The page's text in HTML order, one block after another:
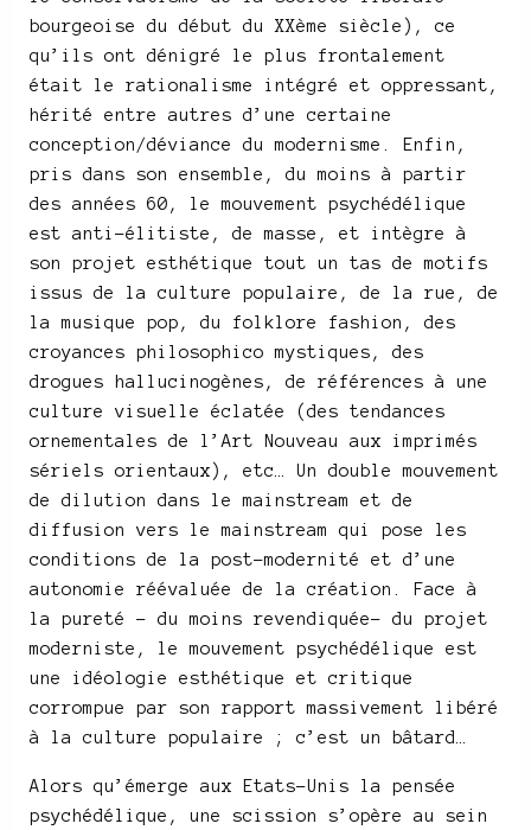
bourgeoise du début du XXème siècle), ce
qu’ils ont dénigré le plus frontalement
était le rationalisme intégré et oppressant,
hérité entre autres d’une certaine
conception/déviance du modernisme. Enfin,
pris dans son ensemble, du moins à partir
des années 60, le mouvement psychédélique
est anti-élitiste, de masse, et intègre à
son projet esthétique tout un tas de motifs
issus de la culture populaire, de la rue, de
la musique pop, du folklore fashion, des
croyances philosophico mystiques, des
drogues hallucinogènes, de références à une
culture visuelle éclatée (des tendances
ornementales de l’Art Nouveau aux imprimés
sériels orientaux), etc… Un double mouvement
de dilution dans le mainstream et de
diffusion vers le mainstream qui pose les
conditions de la post-modernité et d’une
autonomie réévaluée de la création. Face à
la pureté – du moins revendiquée- du projet
moderniste, le mouvement psychédélique est
une idéologie esthétique et critique
corrompue par son rapport massivement libéré
à la culture populaire ; c’est un bâtard…
Alors qu’émerge aux Etats-Unis la pensée
psychédélique, une scission s’opère au sein